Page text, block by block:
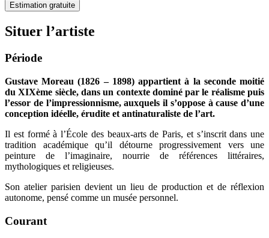
Estimation gratuite
Situer l’artiste
Période
Gustave Moreau (1826 – 1898) appartient à la seconde moitié
du XIXème siècle, dans un contexte dominé par le réalisme puis
l’essor de l’impressionnisme, auxquels il s’oppose à cause d’une
conception idéelle, érudite et antinaturaliste de l’art.
Il est formé à l’École des beaux-arts de Paris, et s’inscrit dans une
tradition académique qu’il détourne progressivement vers une
peinture de l’imaginaire, nourrie de références littéraires,
mythologiques et religieuses.
Son atelier parisien devient un lieu de production et de réflexion
autonome, pensé comme un musée personnel.
Courant